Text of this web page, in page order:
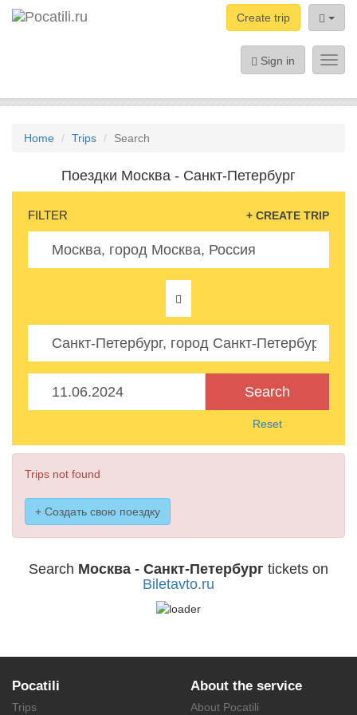
Create trip
Sign in
Home Trips Search
Поездки Москва - Санкт-Петербург
FILTER + CREATE TRIP
Search
Reset
Trips not found
+ Создать свою поездку
Search Москва - Санкт-Петербург tickets on
Biletavto.ru
Pocatili
Trips
About the service
About Pocatili